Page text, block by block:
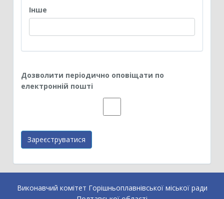
Iнше
Дозволити періодично оповіщати по
електронній пошті
Зареєструватися
Виконавчий комітет Горішньоплавнівської міської ради